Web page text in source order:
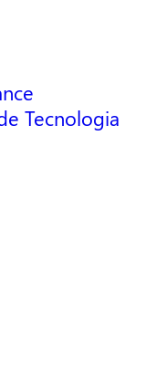
Tecnologia